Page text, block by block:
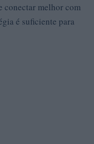
conectar melhor com
é suficiente para